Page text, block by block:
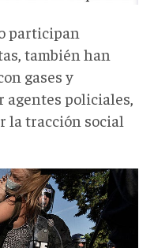
participan
también han
gases y
agentes policiales,
la tracción social